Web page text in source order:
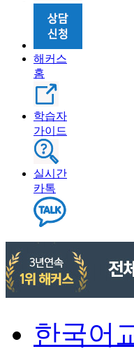
해커스
홈
학습자
가이드
실시간
카톡
한국어